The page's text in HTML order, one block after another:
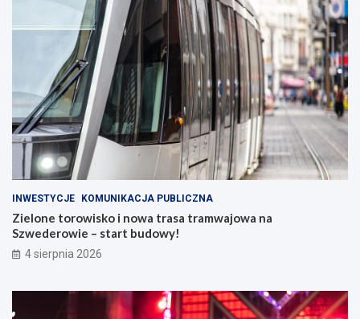
INWESTYCJE KOMUNIKACJA PUBLICZNA
Zielone torowisko i nowa trasa tramwajowa na
Szwederowie – start budowy!
4 sierpnia 2026